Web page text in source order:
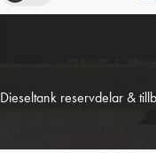
Dieseltank reservdelar &